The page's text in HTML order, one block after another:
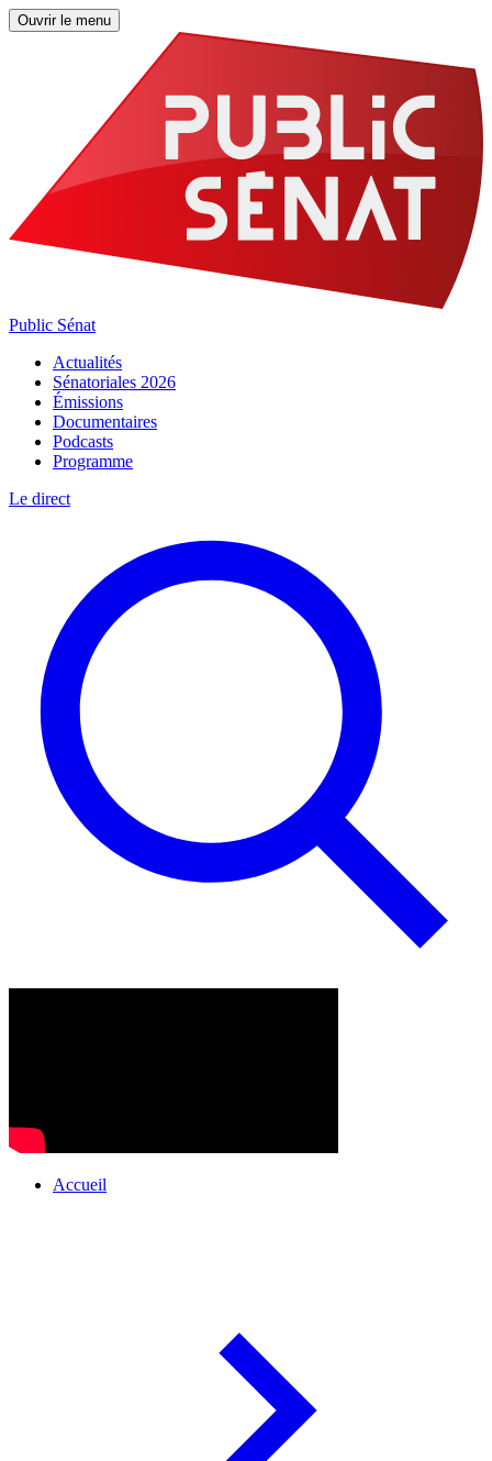
Ouvrir le menu
Public Sénat
Actualités
Sénatoriales 2026
Émissions
Documentaires
Podcasts
Programme
Le direct
Accueil